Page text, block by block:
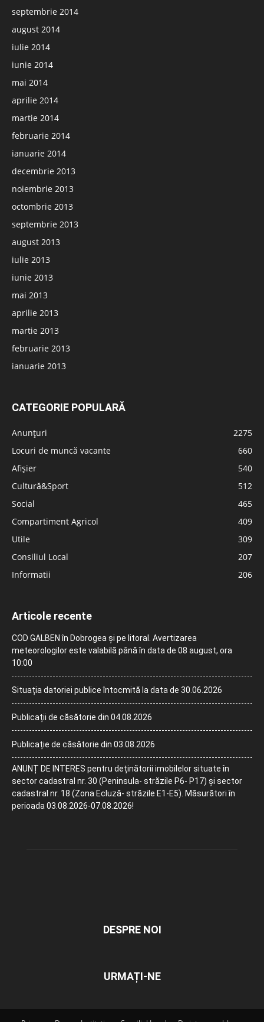
septembrie 2014
august 2014
iulie 2014
iunie 2014
mai 2014
aprilie 2014
martie 2014
februarie 2014
ianuarie 2014
decembrie 2013
noiembrie 2013
octombrie 2013
septembrie 2013
august 2013
iulie 2013
iunie 2013
mai 2013
aprilie 2013
martie 2013
februarie 2013
ianuarie 2013
CATEGORIE POPULARĂ
Anunțuri
2275
Locuri de muncă vacante
660
Afișier
540
Cultură&Sport
512
Social
465
Compartiment Agricol
409
Utile
309
Consiliul Local
207
Informatii
206
Articole recente
COD GALBEN în Dobrogea și pe litoral. Avertizarea
meteorologilor este valabilă până în data de 08 august, ora
10:00
Situația datoriei publice întocmită la data de 30.06.2026
Publicații de căsătorie din 04.08.2026
Publicație de căsătorie din 03.08.2026
ANUNȚ DE INTERES pentru deținătorii imobilelor situate în
sector cadastral nr. 30 (Peninsula- străzile P6- P17) și sector
cadastral nr. 18 (Zona Ecluză- străzile E1-E5). Măsurători în
perioada 03.08.2026-07.08.2026!
DESPRE NOI
URMAȚI-NE